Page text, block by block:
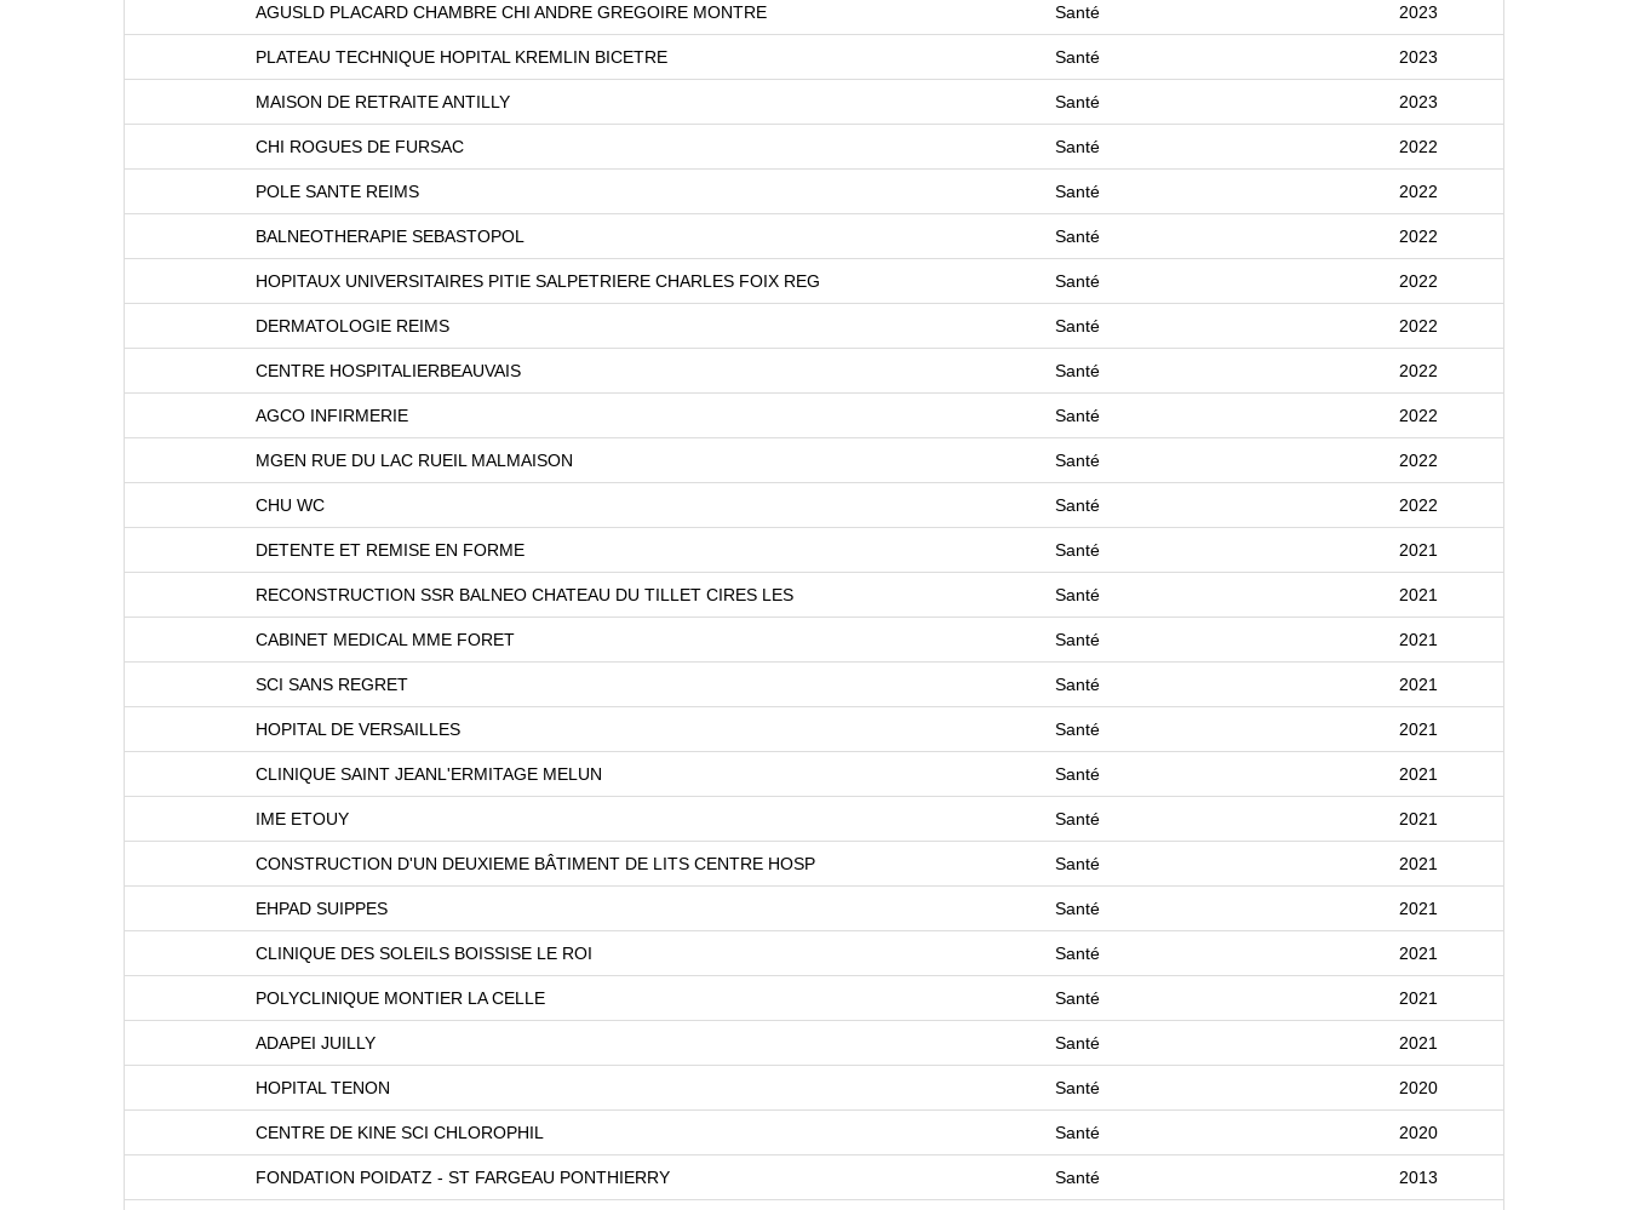
AGUSLD PLACARD CHAMBRE CHI ANDRE GREGOIRE MONTRE Santé 2023
PLATEAU TECHNIQUE HOPITAL KREMLIN BICETRE Santé 2023
MAISON DE RETRAITE ANTILLY Santé 2023
CHI ROGUES DE FURSAC Santé 2022
POLE SANTE REIMS Santé 2022
BALNEOTHERAPIE SEBASTOPOL Santé 2022
HOPITAUX UNIVERSITAIRES PITIE SALPETRIERE CHARLES FOIX REG Santé 2022
DERMATOLOGIE REIMS Santé 2022
CENTRE HOSPITALIERBEAUVAIS Santé 2022
AGCO INFIRMERIE Santé 2022
MGEN RUE DU LAC RUEIL MALMAISON Santé 2022
CHU WC Santé 2022
DETENTE ET REMISE EN FORME Santé 2021
RECONSTRUCTION SSR BALNEO CHATEAU DU TILLET CIRES LES Santé 2021
CABINET MEDICAL MME FORET Santé 2021
SCI SANS REGRET Santé 2021
HOPITAL DE VERSAILLES Santé 2021
CLINIQUE SAINT JEANL'ERMITAGE MELUN Santé 2021
IME ETOUY Santé 2021
CONSTRUCTION D'UN DEUXIEME BÂTIMENT DE LITS CENTRE HOSP Santé 2021
EHPAD SUIPPES Santé 2021
CLINIQUE DES SOLEILS BOISSISE LE ROI Santé 2021
POLYCLINIQUE MONTIER LA CELLE Santé 2021
ADAPEI JUILLY Santé 2021
HOPITAL TENON Santé 2020
CENTRE DE KINE SCI CHLOROPHIL Santé 2020
FONDATION POIDATZ - ST FARGEAU PONTHIERRY Santé 2013